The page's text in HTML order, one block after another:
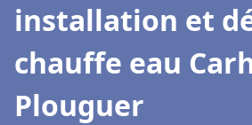
installation et
chauffe eau
Plouguer